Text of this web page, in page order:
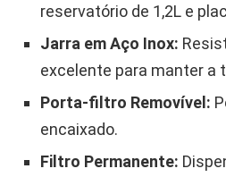
reservatório de 1,2L e
Jarra em Aço Inox:
excelente para manter a
Porta-filtro Removível:
encaixado.
Filtro Permanente: